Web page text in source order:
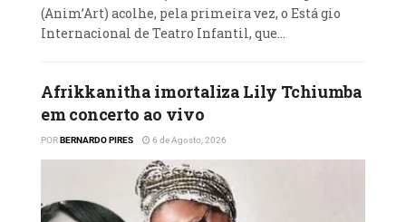
Leia mais em…
(Anim’Art) acolhe, pela primeira vez, o Está gio
Internacional de Teatro Infantil, que...
Afrikkanitha imortaliza Lily Tchiumba
em concerto ao vivo
PORBERNARDO PIRES 6 de Agosto, 2026